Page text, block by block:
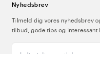
Nyhedsbrev
Tilmeld dig vores nyhedsbrev
tilbud, gode tips og interessant